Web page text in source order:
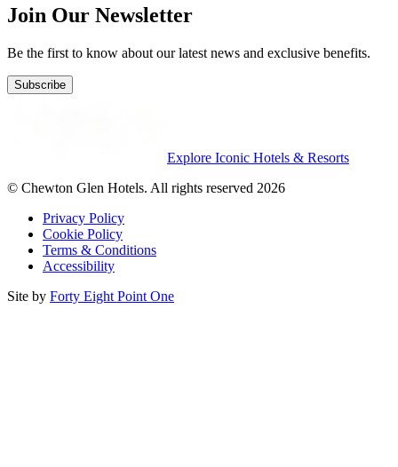
Join Our Newsletter
Be the first to know about our latest news and exclusive benefits.
Subscribe
Explore Iconic Hotels & Resorts
© Chewton Glen Hotels. All rights reserved 2026
Privacy Policy
Cookie Policy
Terms & Conditions
Accessibility
Site by Forty Eight Point One